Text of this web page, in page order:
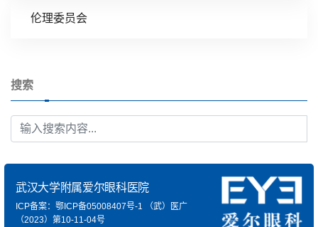
伦理委员会
搜索
武汉大学附属爱尔眼科医院
ICP备案：鄂ICP备05008407号-1
（武）医广
（2023）第10-11-04号